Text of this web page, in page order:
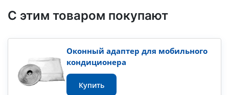
С этим товаром покупают
Оконный адаптер для мобильного
кондиционера
Купить